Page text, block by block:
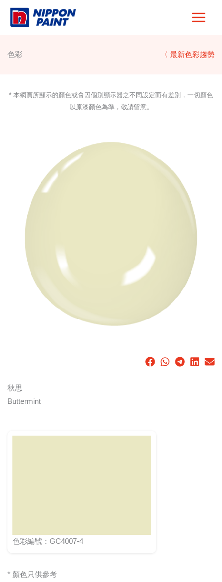
Skip
色彩 〈 最新色彩趨勢
* 本網頁所顯示的顏色或會因個別顯示器之不同設定而有差別，一切顏色
以原漆顏色為準，敬請留意。
秋思
Buttermint
色彩編號：GC4007-4
* 顏色只供參考